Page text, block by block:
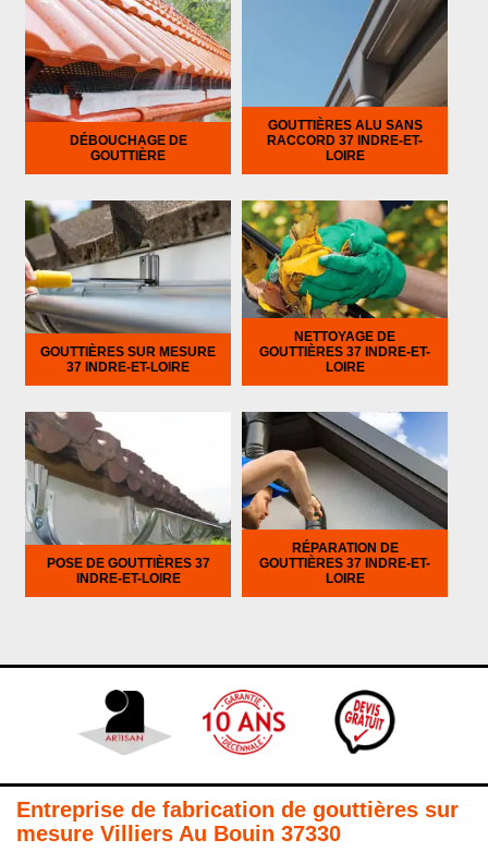
DÉBOUCHAGE DE
GOUTTIÈRE
GOUTTIÈRES ALU SANS
RACCORD 37 INDRE-ET-
LOIRE
GOUTTIÈRES SUR MESURE
37 INDRE-ET-LOIRE
NETTOYAGE DE
GOUTTIÈRES 37 INDRE-ET-
LOIRE
POSE DE GOUTTIÈRES 37
INDRE-ET-LOIRE
RÉPARATION DE
GOUTTIÈRES 37 INDRE-ET-
LOIRE
Entreprise de fabrication de gouttières sur
mesure Villiers Au Bouin 37330